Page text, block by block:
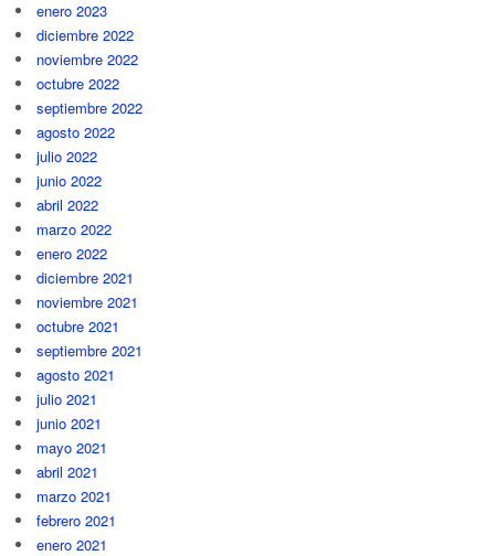
enero 2023
diciembre 2022
noviembre 2022
octubre 2022
septiembre 2022
agosto 2022
julio 2022
junio 2022
abril 2022
marzo 2022
enero 2022
diciembre 2021
noviembre 2021
octubre 2021
septiembre 2021
agosto 2021
julio 2021
junio 2021
mayo 2021
abril 2021
marzo 2021
febrero 2021
enero 2021